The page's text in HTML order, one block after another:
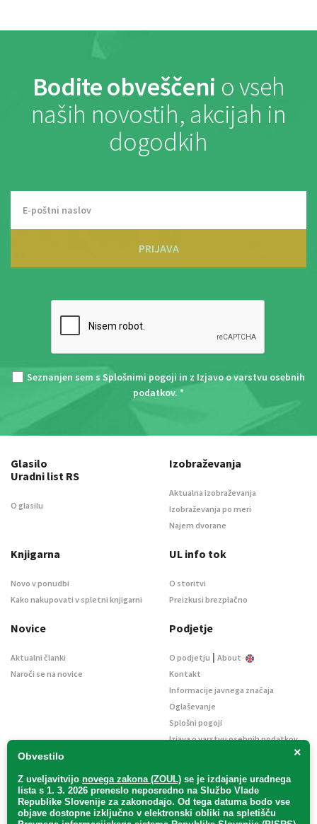
Bodite obveščeni o vseh
naših novostih, akcijah in
dogodkih
PRIJAVA
Seznanjen sem s Splošnimi pogoji in z Izjavo o varstvu osebnih
podatkov. *
×
Obvestilo
Z uveljavitvijo novega zakona (ZOUL) se je izdajanje uradnega
lista s 1. 3. 2026 preneslo neposredno na Službo Vlade
Republike Slovenije za zakonodajo. Od tega datuma bodo vse
objave dostopne izključno v elektronski obliki na spletišču
Glasilo
Uradni list RS
O glasilu
Izobraževanja
Aktualna izobraževanja
Izobraževanja po meri
Najem dvorane
Knjigarna
Novo v ponudbi
Kako nakupovati v spletni knjigarni
UL info tok
O storitvi
Preizkusi brezplačno
Novice
Aktualni članki
Naroči se na novice
Podjetje
O podjetju | About
Kontakt
Informacije javnega značaja
Oglaševanje
Splošni pogoji
Izjava o varstvu osebnih podatkov